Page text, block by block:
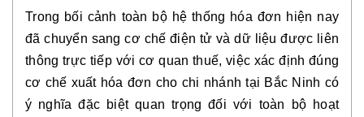
Trong bối cảnh toàn bộ hệ thống hóa đơn hiện nay
đã chuyển sang cơ chế điện tử và dữ liệu được liên
thông trực tiếp với cơ quan thuế, việc xác định đúng
cơ chế xuất hóa đơn cho chi nhánh tại Bắc Ninh có
ý nghĩa đặc biệt quan trọng đối với toàn bộ hoạt